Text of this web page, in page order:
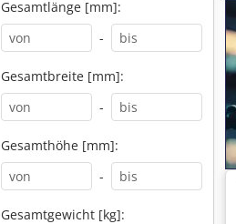
Gesamtlänge [mm]:
-
Gesamtbreite [mm]:
-
Gesamthöhe [mm]:
-
Gesamtgewicht [kg]: